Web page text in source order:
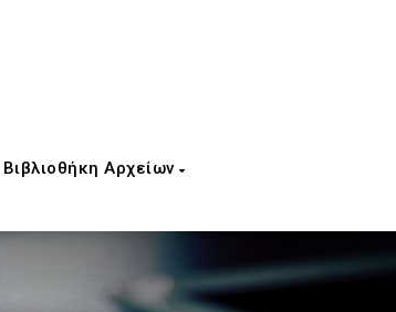
Βιβλιοθήκη Αρχείων